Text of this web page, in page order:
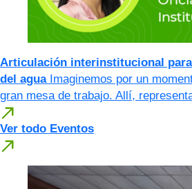
Articulación interinstitucional
del agua Imaginemos por un
gran mesa de trabajo. Allí,
Ver todo Eventos